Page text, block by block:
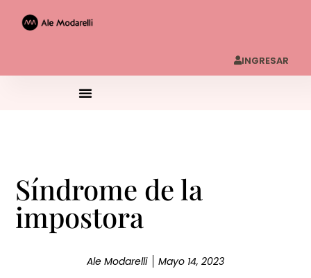
INGRESAR
Síndrome de la
impostora
Ale Modarelli Mayo 14, 2023